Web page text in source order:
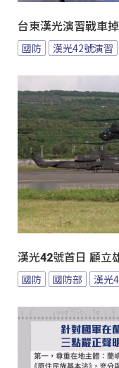
台東漢光演習戰車
國防 漢光42號演習
漢光42號首日 顧立
國防 國防部 漢光